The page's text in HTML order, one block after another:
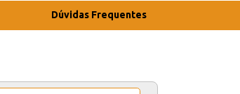
Dúvidas Frequentes